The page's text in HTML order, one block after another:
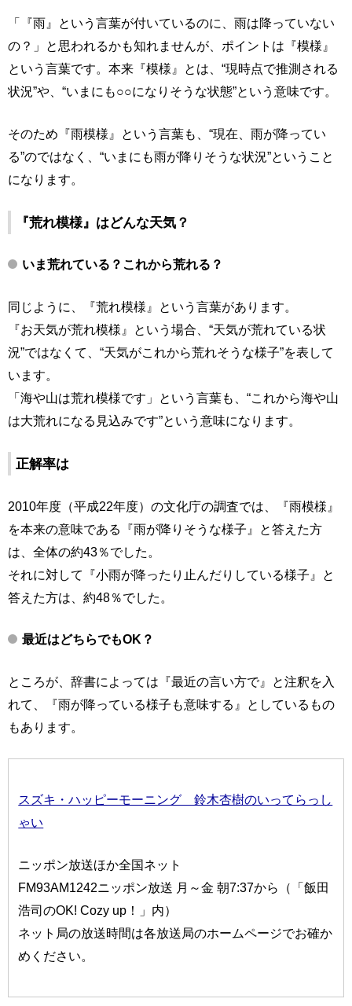
「『雨』という言葉が付いているのに、雨は降っていない
の？」と思われるかも知れませんが、ポイントは『模様』
という言葉です。本来『模様』とは、“現時点で推測される
状況”や、“いまにも○○になりそうな状態”という意味です。
そのため『雨模様』という言葉も、“現在、雨が降ってい
る”のではなく、“いまにも雨が降りそうな状況”ということ
になります。
『荒れ模様』はどんな天気？
いま荒れている？これから荒れる？
同じように、『荒れ模様』という言葉があります。
『お天気が荒れ模様』という場合、“天気が荒れている状
況”ではなくて、“天気がこれから荒れそうな様子”を表して
います。
「海や山は荒れ模様です」という言葉も、“これから海や山
は大荒れになる見込みです”という意味になります。
正解率は
2010年度（平成22年度）の文化庁の調査では、『雨模様』
を本来の意味である『雨が降りそうな様子』と答えた方
は、全体の約43％でした。
それに対して『小雨が降ったり止んだりしている様子』と
答えた方は、約48％でした。
最近はどちらでもOK？
ところが、辞書によっては『最近の言い方で』と注釈を入
れて、『雨が降っている様子も意味する』としているもの
もあります。
スズキ・ハッピーモーニング 鈴木杏樹のいってらっし
ゃい
ニッポン放送ほか全国ネット
FM93AM1242ニッポン放送 月～金 朝7:37から（「飯田
浩司のOK! Cozy up！」内）
ネット局の放送時間は各放送局のホームページでお確か
めください。